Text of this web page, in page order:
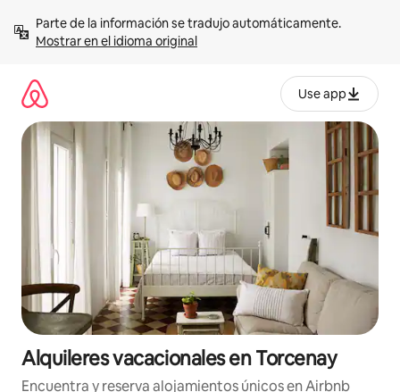
contenidoMostrar en el idioma original
Use app
Alquileres vacacionales en Torcenay
Encuentra y reserva alojamientos únicos en Airbnb